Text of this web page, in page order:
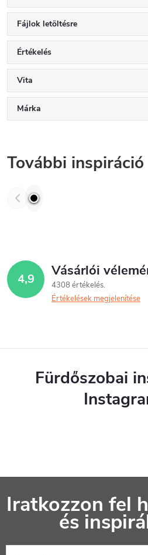
Fájlok letöltésre
Értékelés
Vita
Márka
További inspiráció
4,9 Vásárlói
4308 értékelés
Értékelések megjelenítése
Fürdőszobai
áIratkozzon fel
és